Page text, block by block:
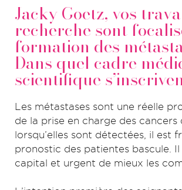
Jacky Goetz, vos
recherche sont
formation des
Dans quel cadre
scientifique
Les métastases sont une réelle
de la prise en charge des cancers
lorsqu’elles sont détectées, il est
pronostic des patientes bascule.
capital et urgent de mieux les